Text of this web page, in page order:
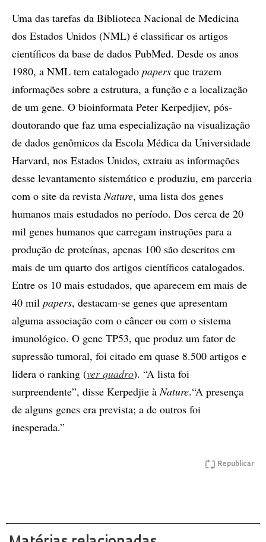
Uma das tarefas da Biblioteca Nacional de Medicina
dos Estados Unidos (NML) é classificar os artigos
científicos da base de dados PubMed. Desde os anos
1980, a NML tem catalogado papers que trazem
informações sobre a estrutura, a função e a localização
de um gene. O bioinformata Peter Kerpedjiev, pós-
doutorando que faz uma especialização na visualização
de dados genômicos da Escola Médica da Universidade
Harvard, nos Estados Unidos, extraiu as informações
desse levantamento sistemático e produziu, em parceria
com o site da revistaNature, uma lista dos genes
humanos mais estudados no período. Dos cerca de 20
mil genes humanos que carregam instruções para a
produção de proteínas, apenas 100 são descritos em
mais de um quarto dos artigos científicos catalogados.
Entre os 10 mais estudados, que aparecem em mais de
40 mil papers, destacam-se genes que apresentam
alguma associação com o câncer ou com o sistema
imunológico. O gene TP53, que produz um fator de
supressão tumoral, foi citado em quase 8.500 artigos e
lidera o ranking (ver quadro). “A lista foi
surpreendente”, disse Kerpedjie àNature.“A presença
de alguns genes era prevista; a de outros foi
inesperada.”
Republicar